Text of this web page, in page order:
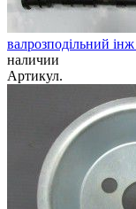
валрозподільний
наличии
Артикул.